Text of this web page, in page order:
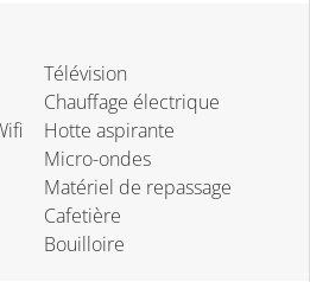
Télévision
Chauffage électrique
Hotte aspirante
Micro-ondes
Matériel de repassage
Cafetière
Bouilloire